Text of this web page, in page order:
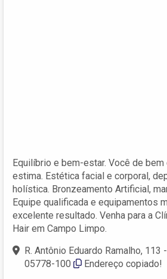
Equilíbrio e bem-estar. Você de
estima. Estética facial e corporal,
holística. Bronzeamento Artificial,
Equipe qualificada e equipamentos
excelente resultado. Venha para a
Hair em Campo Limpo.
R. Antônio Eduardo Ramalho,
05778-100
Endereço copiado!